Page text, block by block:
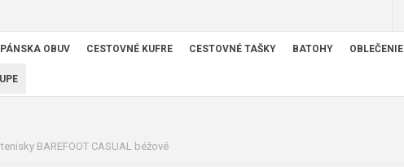
PÁNSKA OBUV CESTOVNÉ KUFRE CESTOVNÉ TAŠKY BATOHY OBLEČENIE
BAREFOOT CASUAL béžové